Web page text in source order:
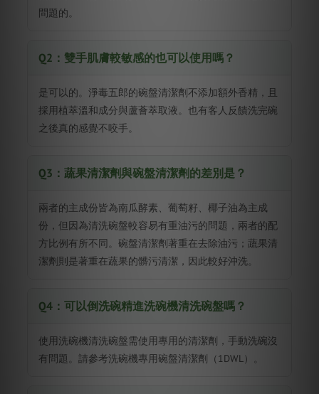
問題的。
Q2：雙手肌膚較敏感的也可以使用嗎？
是可以的。淨毒五郎的碗盤清潔劑不添加額外香精，且
採用植萃溫和成分與蘆薈萃取液。也有客人反饋洗完碗
之後真的感覺不咬手。
Q3：蔬果清潔劑與碗盤清潔劑的差別是？
兩者的主成份皆為南瓜酵素、葡萄籽、椰子油為主成
份，但因為清洗碗盤較容易有重油污的問題，兩者的配
方比例有所不同。碗盤清潔劑著重在去除油污；蔬果清
潔劑則是著重在蔬果的髒污清潔，因此較好沖洗。
Q4：可以倒洗碗精進洗碗機清洗碗盤嗎？
使用洗碗機清洗碗盤需使用專用的清潔劑，手動洗碗沒
有問題。請參考洗碗機專用碗盤清潔劑（1DWL）。